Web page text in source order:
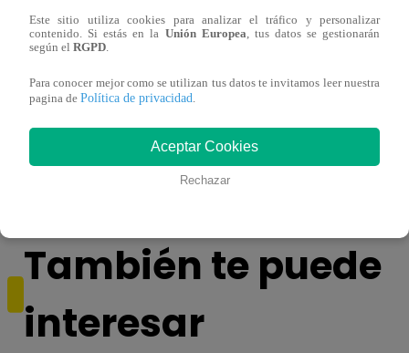
¿Yahaira Plasencia y Maritza Rodríguez
más unidas que nunca?
También te puede
interesar
Este sitio utiliza cookies para analizar el tráfico y personalizar
contenido. Si estás en la Unión Europea, tus datos se gestionarán
según el RGPD.
Para conocer mejor como se utilizan tus datos te invitamos leer nuestra
pagina de Política de privacidad.
Aceptar Cookies
Rechazar